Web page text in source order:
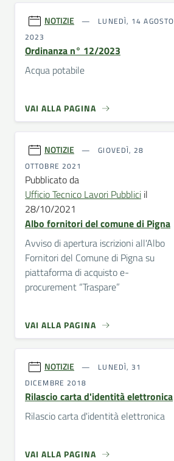
NOTIZIE
LUNEDÌ, 14 AGOSTO
2023
Ordinanza n° 12/2023
Acqua potabile
VAI ALLA PAGINA
NOTIZIE
GIOVEDÌ, 28
OTTOBRE 2021
Pubblicato da
Ufficio Tecnico Lavori Pubblici il
28/10/2021
Albo fornitori del comune di Pigna
Avviso di apertura iscrizioni all'Albo
Fornitori del Comune di Pigna su
piattaforma di acquisto e-
procurement “Traspare”
VAI ALLA PAGINA
NOTIZIE
LUNEDÌ, 31
DICEMBRE 2018
Rilascio carta d'identità elettronica
Rilascio carta d'identità elettronica
VAI ALLA PAGINA